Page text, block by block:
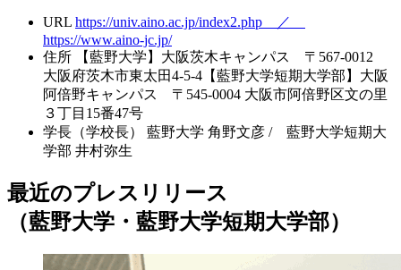
URL https://univ.aino.ac.jp/index2.php ／
https://www.aino-jc.jp/
住所
【藍野大学】大阪茨木キャンパス 〒567-0012
大阪府茨木市東太田4-5-4【藍野大学短期大学部】大阪
阿倍野キャンパス 〒545-0004 大阪市阿倍野区文の里
３丁目15番47号
学長（学校長）
藍野大学 角野文彦 / 藍野大学短期大
学部 井村弥生
最近のプレスリリース
（藍野大学・藍野大学短期大学部）